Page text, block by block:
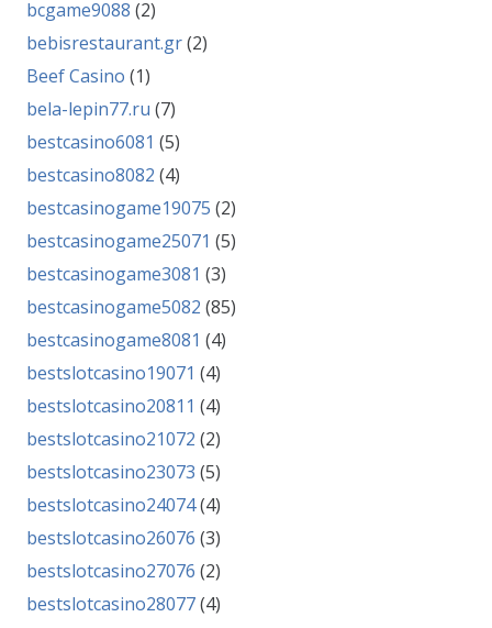
bcgame9088 (2)
bebisrestaurant.gr(2)
Beef Casino (1)
bela-lepin77.ru (7)
bestcasino6081 (5)
bestcasino8082 (4)
bestcasinogame19075 (2)
bestcasinogame25071 (5)
bestcasinogame3081 (3)
bestcasinogame5082 (85)
bestcasinogame8081 (4)
bestslotcasino19071 (4)
bestslotcasino20811 (4)
bestslotcasino21072 (2)
bestslotcasino23073 (5)
bestslotcasino24074(4)
bestslotcasino26076 (3)
bestslotcasino27076 (2)
bestslotcasino28077(4)